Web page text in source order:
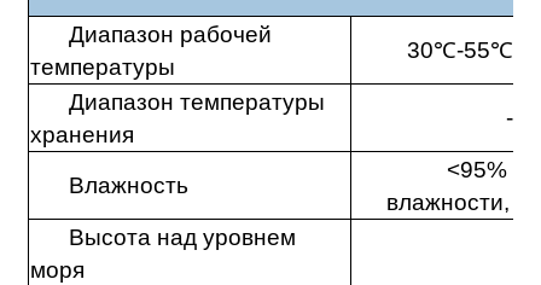
Диапазон рабочей
температуры
30℃-55℃
Диапазон температуры
хранения
-40
Влажность
<95%
влажности,
Высота над уровнем
моря